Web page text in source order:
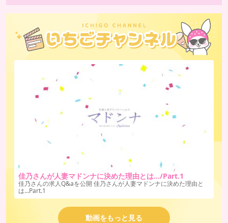
佳乃さんが人妻マドンナに決めた理由とは…/Part.1
佳乃さんの求人Q&aを公開 佳乃さんが人妻マドンナに決めた理由と
は…Part.1
動画をもっと見る